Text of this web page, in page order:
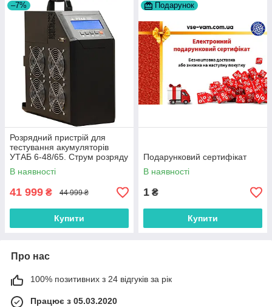
–7%
Розрядний пристрій для
тестування акумуляторів
УТАБ 6-48/65. Струм розряду
- до 65 Ампер.
В наявності
41 999 ₴ 44 999 ₴
Купити
Подарунок
Подарунковий сертифікат
В наявності
1 ₴
Купити
Про нас
100% позитивних з 24 відгуків за рік
Працює з 05.03.2020